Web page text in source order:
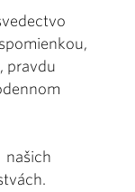
pravdu
našich